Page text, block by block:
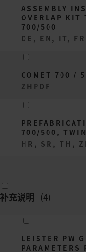
ASSEMBLY
OVERLAP KIT
700/500
DE, EN, IT,
COMET 700 /
ZH PDF
700/500,
HR, SR, TH,
补充说明 (4)
LEISTER PW
PARAMETERS